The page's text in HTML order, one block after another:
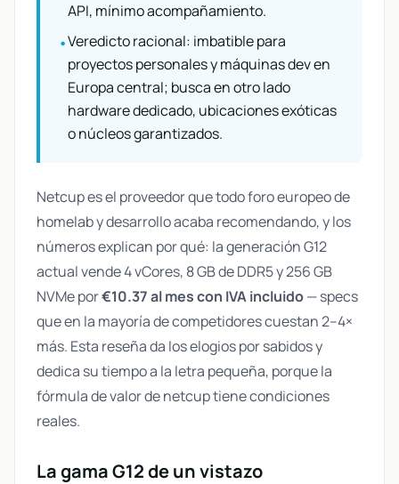
API, mínimo acompañamiento.
•Veredicto racional: imbatible para
proyectos personales y máquinas dev en
Europa central; busca en otro lado
hardware dedicado, ubicaciones exóticas
o núcleos garantizados.
Netcup es el proveedor que todo foro europeo de
homelab y desarrollo acaba recomendando, y los
números explican por qué: la generación G12
actual vende 4 vCores, 8 GB de DDR5 y 256 GB
NVMe por€10.37 al mes con IVA incluido— specs
que en la mayoría de competidores cuestan 2–4×
más. Esta reseña da los elogios por sabidos y
dedica su tiempo a la letra pequeña, porque la
fórmula de valor de netcup tiene condiciones
reales.
La gama G12 de un vistazo